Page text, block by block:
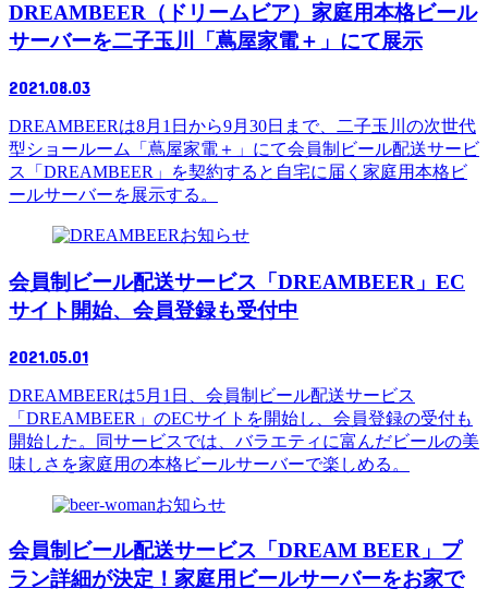
DREAMBEER（ドリームビア）家庭用本格ビール
サーバーを二子玉川「蔦屋家電＋」にて展示
2021.08.03
DREAMBEERは8月1日から9月30日まで、二子玉川の次世代
型ショールーム「蔦屋家電＋」にて会員制ビール配送サービ
ス「DREAMBEER」を契約すると自宅に届く家庭用本格ビ
ールサーバーを展示する。
お知らせ
会員制ビール配送サービス「DREAMBEER」EC
サイト開始、会員登録も受付中
2021.05.01
DREAMBEERは5月1日、会員制ビール配送サービス
「DREAMBEER」のECサイトを開始し、会員登録の受付も
開始した。同サービスでは、バラエティに富んだビールの美
味しさを家庭⽤の本格ビールサーバーで楽しめる。
お知らせ
会員制ビール配送サービス「DREAM BEER」プ
ラン詳細が決定！家庭用ビールサーバーをお家で